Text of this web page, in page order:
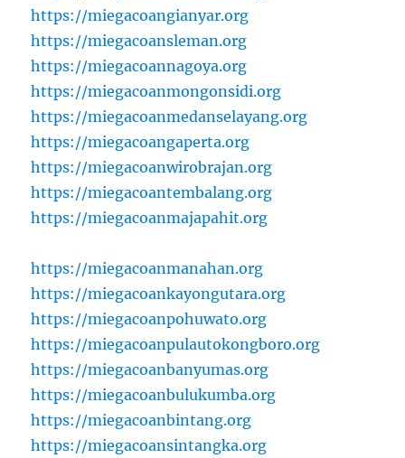
https://miegacoangianyar.org
https://miegacoansleman.org
https://miegacoannagoya.org
https://miegacoanmongonsidi.org
https://miegacoanmedanselayang.org
https://miegacoangaperta.org
https://miegacoanwirobrajan.org
https://miegacoantembalang.org
https://miegacoanmajapahit.org
https://miegacoanmanahan.org
https://miegacoankayongutara.org
https://miegacoanpohuwato.org
https://miegacoanpulautokongboro.org
https://miegacoanbanyumas.org
https://miegacoanbulukumba.org
https://miegacoanbintang.org
https://miegacoansintangka.org